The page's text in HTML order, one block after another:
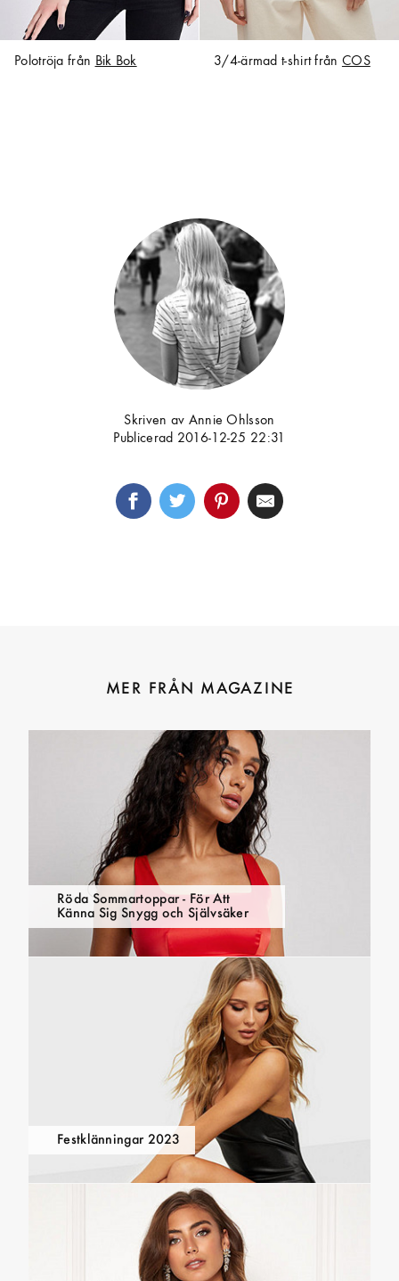
Polotröja från Bik Bok 3/4-ärmad t-shirt från COS
Skriven av Annie Ohlsson
Publicerad 2016-12-25 22:31
MER FRÅN MAGAZINE
Röda Sommartoppar - För Att
Känna Sig Snygg och Självsäker
Festklänningar 2023